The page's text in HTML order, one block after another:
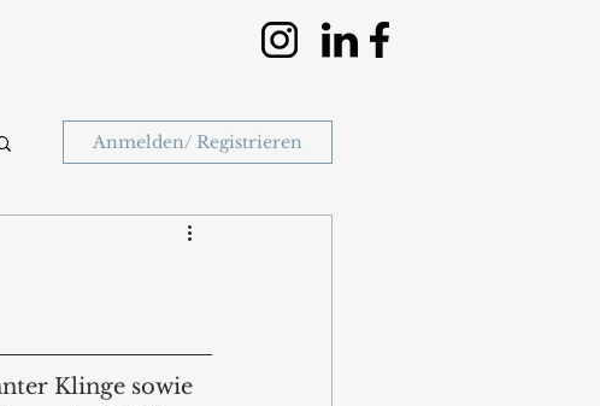
Anmelden/ Registrieren
Klinge sowie